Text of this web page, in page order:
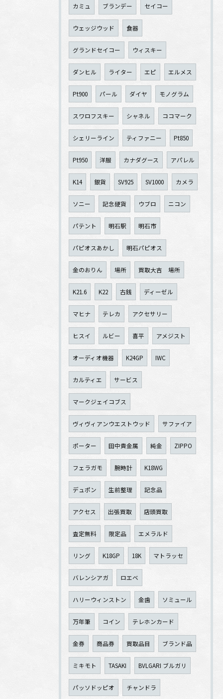
カミュ ブランデー セイコー
ウェッジウッド 食器
グランドセイコー ウィスキー
ダンヒル ライター エピ エルメス
Pt900 パール ダイヤ モノグラム
スワロフスキー シャネル ココマーク
シェリーライン ティファニー Pt850
Pt950 洋服 カナダグース アパレル
K14 銀貨 SV925 SV1000 カメラ
ソニー 記念硬貨 ウブロ ニコン
パテント 明石駅 明石市
パピオスあかし 明石パピオス
金のおりん 場所 買取大吉 場所
K21.6 K22 古銭 ディーゼル
マヒナ テレカ アクセサリー
ヒスイ ルビー 喜平 アメジスト
オーディオ機器 K24GP IWC
カルティエ サービス
マークジェイコブス
ヴィヴィアンウエストウッド サファイア
ポーター 田中貴金属 純金 ZIPPO
フェラガモ 腕時計 K18WG
デュポン 生前整理 記念品
アクセス 出張買取 店頭買取
査定無料 限定品 エメラルド
リング K18GP 18K マトラッセ
バレンシアガ ロエベ
ハリーウィンストン 金歯 ソミュール
万年筆 コイン テレホンカード
金券 商品券 買取品目 ブランド品
ミキモト TASAKI BVLGARI ブルガリ
パッソドッピオ チャンドラ